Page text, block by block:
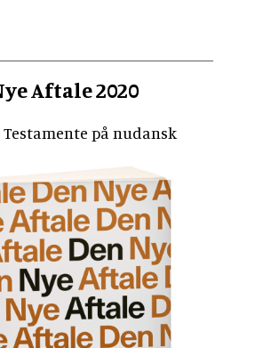
Aftale 2020
Testamente på nudansk